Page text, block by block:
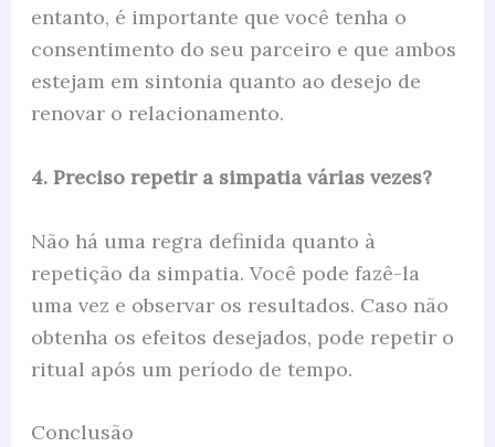
entanto, é importante que você tenha o
consentimento do seu parceiro e que ambos
estejam em sintonia quanto ao desejo de
renovar o relacionamento.
4. Preciso repetir a simpatia várias vezes?
Não há uma regra definida quanto à
repetição da simpatia. Você pode fazê-la
uma vez e observar os resultados. Caso não
obtenha os efeitos desejados, pode repetir o
ritual após um período de tempo.
Conclusão